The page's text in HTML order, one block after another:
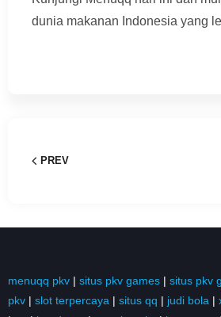
dunia makanan Indonesia yang
PREV
menuqq pkv | situs pkv games | situs pkv
pkv | slot terpercaya | situs qq | judi bola |